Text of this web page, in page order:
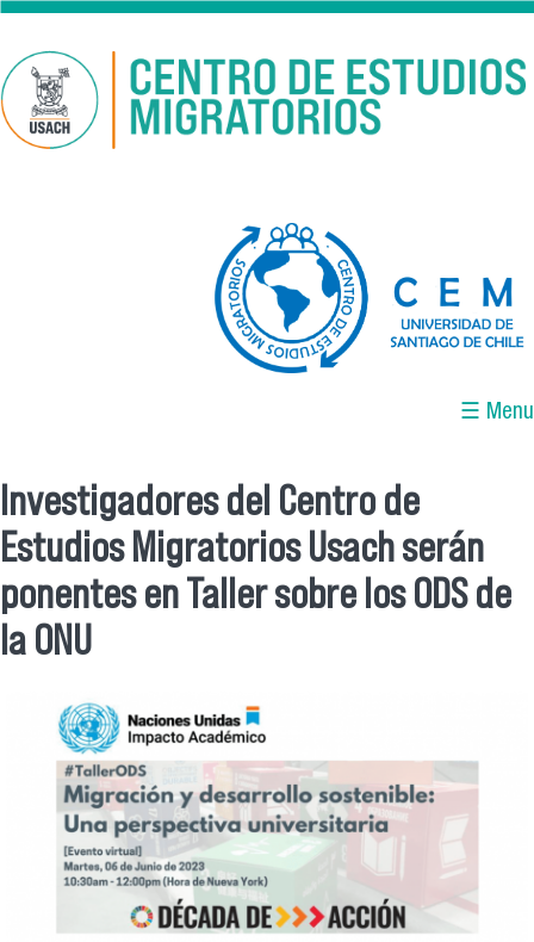
Pasar al contenido principal
☰ Menu
Se encuentra usted aquí
Investigadores del Centro de
Estudios Migratorios Usach serán
ponentes en Taller sobre los ODS de
la ONU